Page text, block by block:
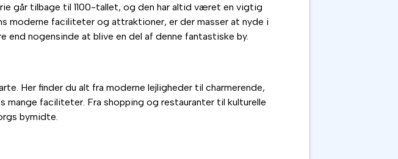
går tilbage til 1100-tallet, og den har altid været en vigtig
moderne faciliteter og attraktioner, er der masser at nyde i
end nogensinde at blive en del af denne fantastiske by.
Her finder du alt fra moderne lejligheder til charmerende,
faciliteter. Fra shopping og restauranter til kulturelle
bymidte.